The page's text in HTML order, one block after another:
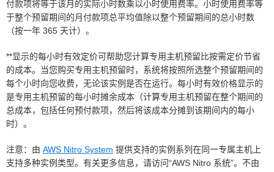
付款项将等于该月的实际小时数乘以小时使用费率。小时使用费率等
于整个预留期间的月付款项总平均值除以整个预留期间的总小时数
（按一年 365 天计）。
**显示的每小时有效定价可帮助您计算专用主机预留比按需定价节省
的成本。当您购买专用主机预留时，系统将按照所选整个预留期间的
每个小时向您收费，无论该实例是否在运行。每小时有效价格显示的
是专用主机预留的每小时摊余成本（计算专用主机预留在整个期间的
总成本，包括任何预付款项，然后将该成本分摊到该期间内的每小
时）。
注意：由 AWS Nitro System 提供支持的实例系列在同一专属主机上
支持多种实例类型。有关更多信息，请访问“AWS Nitro 系统”。不由